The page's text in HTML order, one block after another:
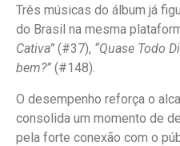
Três músicas do álbum já
do Brasil na mesma
Cativa” (#37), “Quase Todo
bem?” (#148).
O desempenho reforça o
consolida um momento de
pela forte conexão com o